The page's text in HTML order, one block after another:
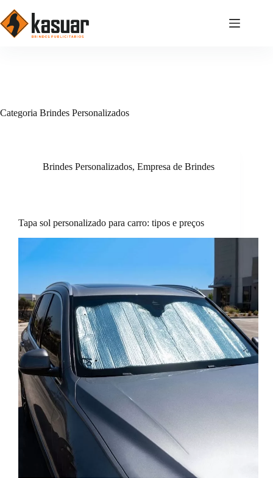
para
o
conteúdo
Categoria Brindes Personalizados
Brindes Personalizados, Empresa de Brindes
Tapa sol personalizado para carro: tipos e preços